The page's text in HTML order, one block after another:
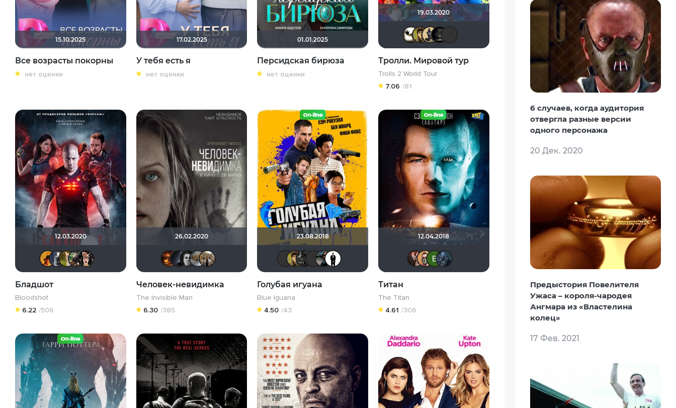
15.10.2025
Все возрасты покорны
нет оценки
17.02.2025
У тебя есть я
нет оценки
01.01.2025
Персидская бирюза
нет оценки
19.03.2020
Скрытый
Тролли. Мировой тур
Trolls 2 World Tour
7.06 /81
12.03.2020
mxo9 Олег Владимирович
Бладшот
Bloodshot
6.22 /506
26.02.2020
Макс Бро Vladimir Samsonov
Человек-невидимка
The Invisible Man
6.30 /385
23.08.2018
Эши Слэши
electroHuk
Голубая игуана
Blue Iguana
4.50 /43
12.04.2018
Виктория Данилевская
Титан
The Titan
4.61 /306
6 случаев, когда аудитория
отвергла разные версии
одного персонажа
20 Дек. 2020
Предыстория Повелителя
Ужаса – короля-чародея
Ангмара из «Властелина
колец»
17 Фев. 2021